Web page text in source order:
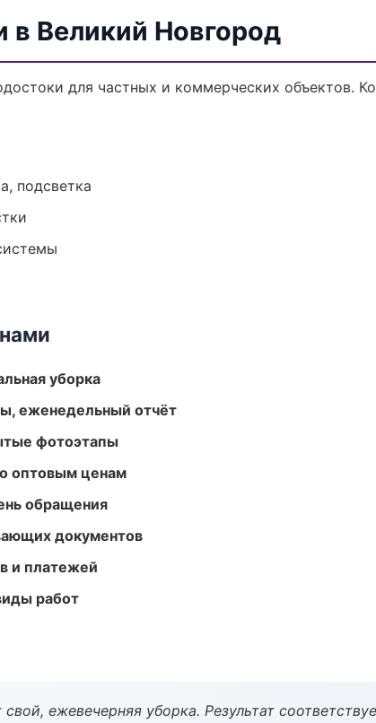
в Великий Новгород
для частных и коммерческих объектов.
подсветка
уборка
еженедельный отчёт
фотоэтапы
оптовым ценам
обращения
документов
и платежей
работ
ежевечерняя уборка. Результат